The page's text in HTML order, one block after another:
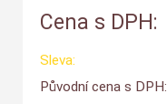
Cena s DPH:
Sleva:
Původní cena s DPH: